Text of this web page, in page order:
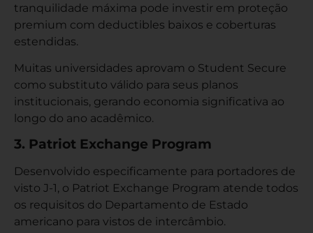
tranquilidade máxima pode investir em proteção
premium com deductibles baixos e coberturas
estendidas.
Muitas universidades aprovam o Student Secure
como substituto válido para seus planos
institucionais, gerando economia significativa ao
longo do ano acadêmico.
3. Patriot Exchange Program
Desenvolvido especificamente para portadores de
visto J-1, o Patriot Exchange Program atende todos
os requisitos do Departamento de Estado
americano para vistos de intercâmbio.